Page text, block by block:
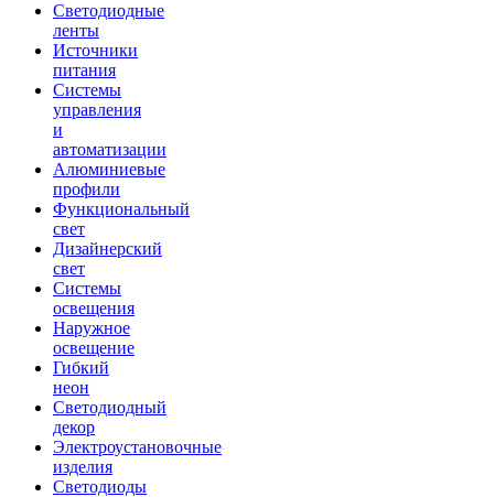
Светодиодные
ленты
Источники
питания
Системы
управления
и
автоматизации
Алюминиевые
профили
Функциональный
свет
Дизайнерский
свет
Системы
освещения
Наружное
освещение
Гибкий
неон
Светодиодный
декор
Электроустановочные
изделия
Светодиоды